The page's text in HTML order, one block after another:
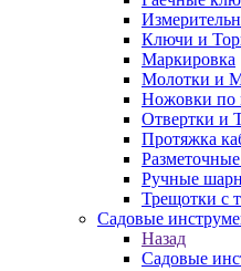
Ключи и
Маркировка
Молотки и
Ножовки по
Отвертки и
Протяжка
Ручные
Трещотки с
Садовые
Назад
Садовые